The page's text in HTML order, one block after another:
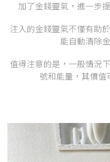
加了金錢靈氣，進一步
注入的金錢靈氣不僅有助
能自動清除
值得注意的是，一般情況
號和能量，其價值